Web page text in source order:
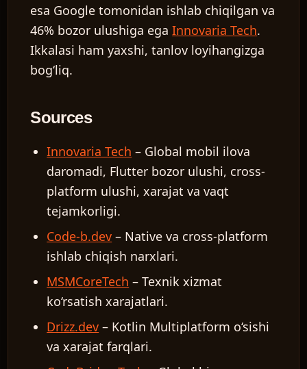
esa Google tomonidan ishlab chiqilgan va
46% bozor ulushiga egaInnovaria Tech.
Ikkalasi ham yaxshi, tanlov loyihangizga
bog‘liq.
Sources
Innovaria Tech – Global mobil ilova
daromadi, Flutter bozor ulushi, cross-
platform ulushi, xarajat va vaqt
tejamkorligi.
Code-b.dev – Native va cross-platform
ishlab chiqish narxlari.
MSMCoreTech – Texnik xizmat
ko‘rsatish xarajatlari.
Drizz.dev – Kotlin Multiplatform o‘sishi
va xarajat farqlari.